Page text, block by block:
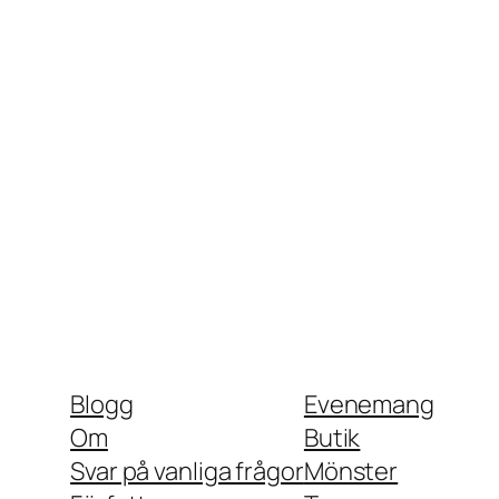
Blogg
Om
Svar på vanliga frågor
Evenemang
Butik
Mönster